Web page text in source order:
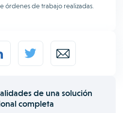
órdenes de trabajo realizadas.
de una solución
completa